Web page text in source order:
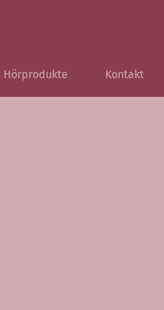
Hörprodukte Kontakt